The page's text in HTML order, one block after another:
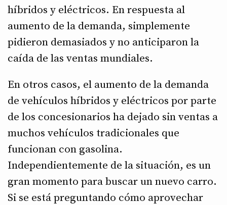
híbridos y eléctricos. En respuesta al
aumento de la demanda, simplemente
pidieron demasiados y no anticiparon la
caída de las ventas mundiales.
En otros casos, el aumento de la demanda
de vehículos híbridos y eléctricos por parte
de los concesionarios ha dejado sin ventas a
muchos vehículos tradicionales que
funcionan con gasolina.
Independientemente de la situación, es un
gran momento para buscar un nuevo carro.
Si se está preguntando cómo aprovechar